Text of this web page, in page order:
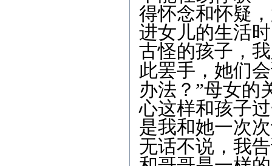
得怀念和怀疑
进女儿的生活
古怪的孩子，
此罢手，她们
办法？ ”母女的
心这样和孩子
是我和她一次
无话不说，我